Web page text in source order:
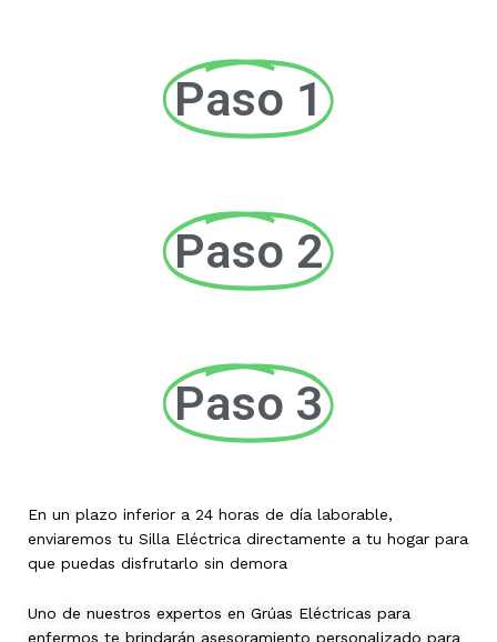
Paso 1
Paso 2
Paso 3
En un plazo inferior a 24 horas de día laborable,
enviaremos tu Silla Eléctrica directamente a tu hogar para
que puedas disfrutarlo sin demora
Uno de nuestros expertos en Grúas Eléctricas para
enfermos te brindarán asesoramiento personalizado para